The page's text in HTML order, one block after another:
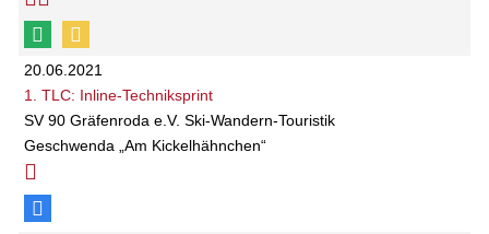
20.06.2021
1. TLC: Inline-Techniksprint
SV 90 Gräfenroda e.V. Ski-Wandern-Touristik
Geschwenda „Am Kickelhähnchen“